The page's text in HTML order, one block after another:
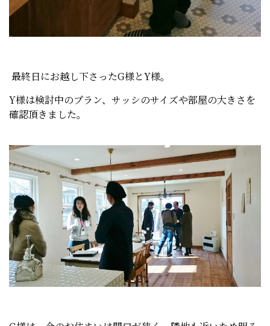
最終日にお越し下さったG様とY様。
Y様は検討中のプラン、サッシのサイズや部屋の大きさを
確認頂きました。